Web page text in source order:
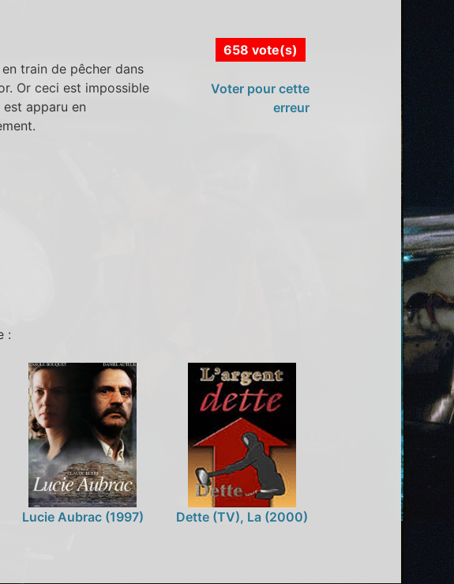
train de pêcher dans
Or ceci est impossible
apparu en
658 vote(s)
Voter pour cette
erreur
:
Lucie Aubrac (1997) Dette (TV), La (2000)